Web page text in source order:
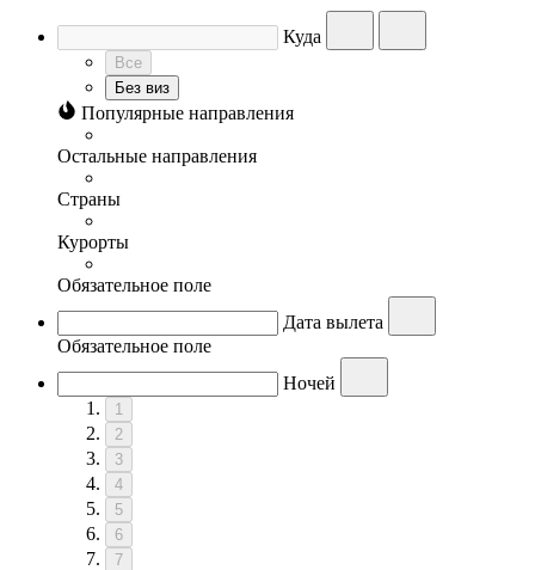
Куда
Все
Без виз
Популярные направления
Остальные направления
Страны
Курорты
Обязательное поле
Дата вылета
Обязательное поле
Ночей
1
2
3
4
5
6
7